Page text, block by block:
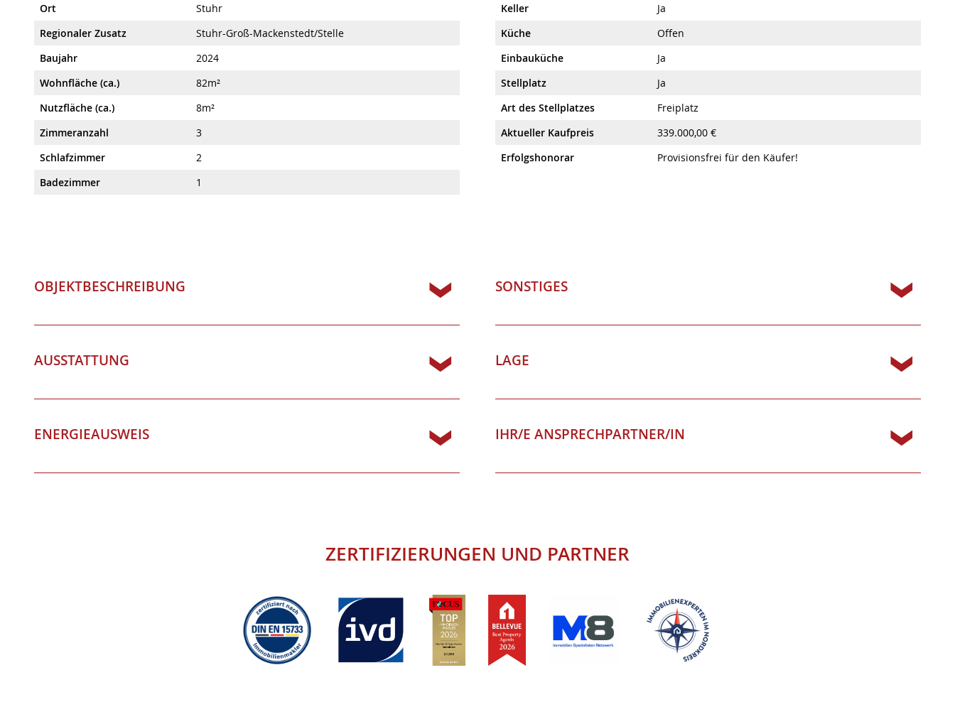
Ort
Stuhr
Regionaler Zusatz
Stuhr-Groß-Mackenstedt/Stelle
Baujahr
2024
Wohnfläche (ca.)
82m²
Nutzfläche (ca.)
8m²
Zimmeranzahl
3
Schlafzimmer
2
Badezimmer
1
Keller
Ja
Küche
Offen
Einbauküche
Ja
Stellplatz
Ja
Art des Stellplatzes
Freiplatz
Aktueller Kaufpreis
339.000,00 €
Erfolgshonorar
Provisionsfrei für den Käufer!
OBJEKTBESCHREIBUNG
AUSSTATTUNG
ENERGIEAUSWEIS
SONSTIGES
LAGE
IHR/E ANSPRECHPARTNER/IN
ZERTIFIZIERUNGEN UND PARTNER